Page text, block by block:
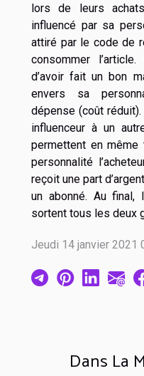
Dans La
lors de leurs
influencé par sa
attiré par le code de
consommer
d’avoir fait un bon
envers sa
dépense (coût
influenceur à un
permettent en
personnalité
reçoit une part
un abonné. Au final,
sortent tous les deux
Jeudi 14 janvier 2021